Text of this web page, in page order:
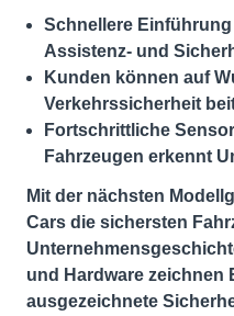
Schnellere
Assistenz- und
Kunden können auf
Verkehrssicherheit
Fortschrittliche
Fahrzeugen erkennt
Mit der nächsten
Cars die sichersten
und Hardware zeichnen
ausgezeichnete